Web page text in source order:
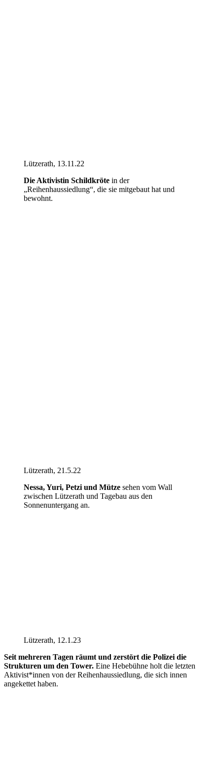
Lützerath, 13.11.22
Die Aktivistin Schildkröte in der
„Reihenhaussiedlung“, die sie mitgebaut hat und
bewohnt.
Lützerath, 21.5.22
Nessa, Yuri, Petzi und Mütze sehen vom Wall
zwischen Lützerath und Tagebau aus den
Sonnenuntergang an.
Lützerath, 12.1.23
Seit mehreren Tagen räumt und zerstört die Polizei die
Strukturen um den Tower. Eine Hebebühne holt die letzten
Aktivist*innen von der Reihenhaussiedlung, die sich innen
angekettet haben.